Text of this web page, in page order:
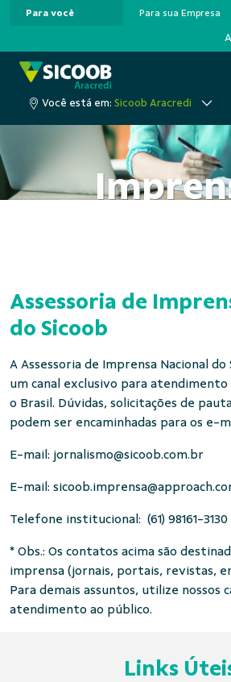
Pular para o Conteúdo principal
Para você Para sua Empresa
Você está em: Sicoob Aracredi
Assessoria de
do Sicoob
A Assessoria de Imprensa Nacional
um canal exclusivo para
o Brasil. Dúvidas, solicitações de
podem ser encaminhadas para os e-
E-mail: jornalismo@sicoob.com.br
E-mail:
Telefone institucional: (61) 98161-3130
* Obs.: Os contatos acima são
imprensa (jornais, portais, revistas,
Para demais assuntos, utilize nossos
atendimento ao público.
Links